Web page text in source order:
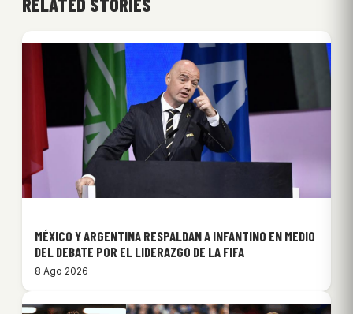
RELATED STORIES
MÉXICO Y ARGENTINA RESPALDAN A INFANTINO EN MEDIO
DEL DEBATE POR EL LIDERAZGO DE LA FIFA
8 Ago 2026